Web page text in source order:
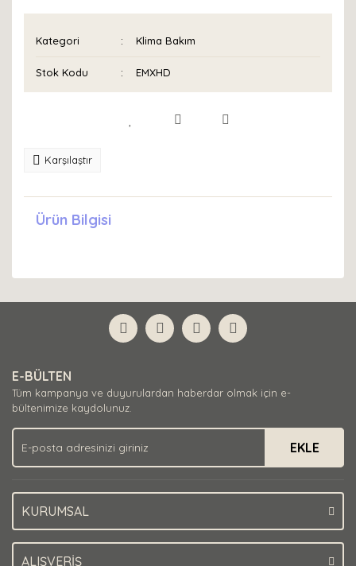
Kategori Klima Bakım
Stok Kodu EMXHD
Karşılaştır
Ürün Bilgisi
E-BÜLTEN
Tüm kampanya ve duyurulardan haberdar olmak için e-
bültenimize kaydolunuz.
EKLE
KURUMSAL
ALIŞVERİŞ